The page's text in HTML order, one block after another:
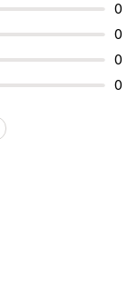
0
0
0
0